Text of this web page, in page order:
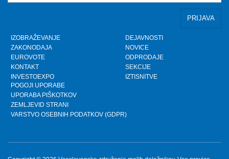
Verbič, predsednik VZMD: Halo, operater! Bodi fer.
Torek, 26.3.2024
HALO, OPERATER! BODI FER.
IZOBRAŽEVANJE
ZAKONODAJA
EUROVOTE
KONTAKT
INVESTOEXPO
DEJAVNOSTI
NOVICE
ODPRODAJE
SEKCIJE
IZTISNITVE
POGOJI UPORABE
UPORABA PIŠKOTKOV
ZEMLJEVID STRANI
VARSTVO OSEBNIH PODATKOV (GDPR)